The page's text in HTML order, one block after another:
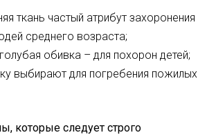
ткань частый атрибут захоронения
среднего возраста;
обивка – для похорон детей;
выбирают для погребения пожилых
которые следует строго